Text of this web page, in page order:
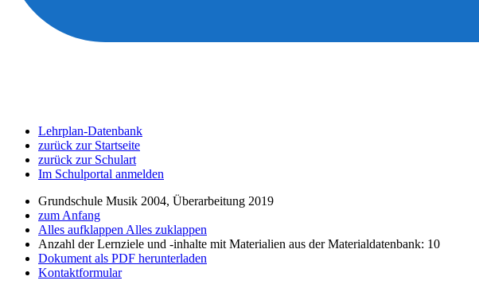
Lehrplan-Datenbank
zurück zur Startseite
zurück zur Schulart
Im Schulportal anmelden
Grundschule Musik 2004, Überarbeitung 2019
zum Anfang
Alles aufklappen Alles zuklappen
Anzahl der Lernziele und -inhalte mit Materialien aus der Materialdatenbank: 10
Dokument als PDF herunterladen
Kontaktformular